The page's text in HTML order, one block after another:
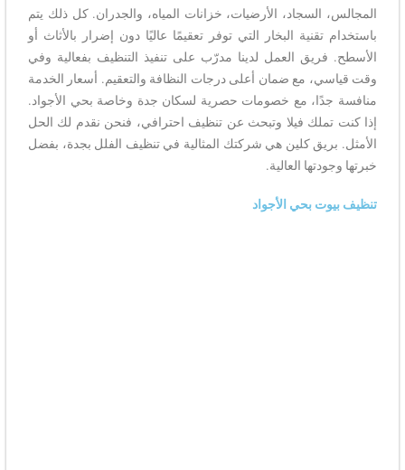
المجالس، السجاد، الأرضيات، خزانات المياه، والجدران. كل ذلك يتم
باستخدام تقنية البخار التي توفر تعقيمًا عاليًا دون إضرار بالأثاث أو
الأسطح. فريق العمل لدينا مدرّب على تنفيذ التنظيف بفعالية وفي
وقت قياسي، مع ضمان أعلى درجات النظافة والتعقيم. أسعار الخدمة
منافسة جدًا، مع خصومات حصرية لسكان جدة وخاصة بحي الأجواد.
إذا كنت تملك فيلا وتبحث عن تنظيف احترافي، فنحن نقدم لك الحل
الأمثل. بريق كلين هي شركتك المثالية في تنظيف الفلل بجدة، بفضل
خبرتها وجودتها العالية.
تنظيف بيوت بحي الأجواد